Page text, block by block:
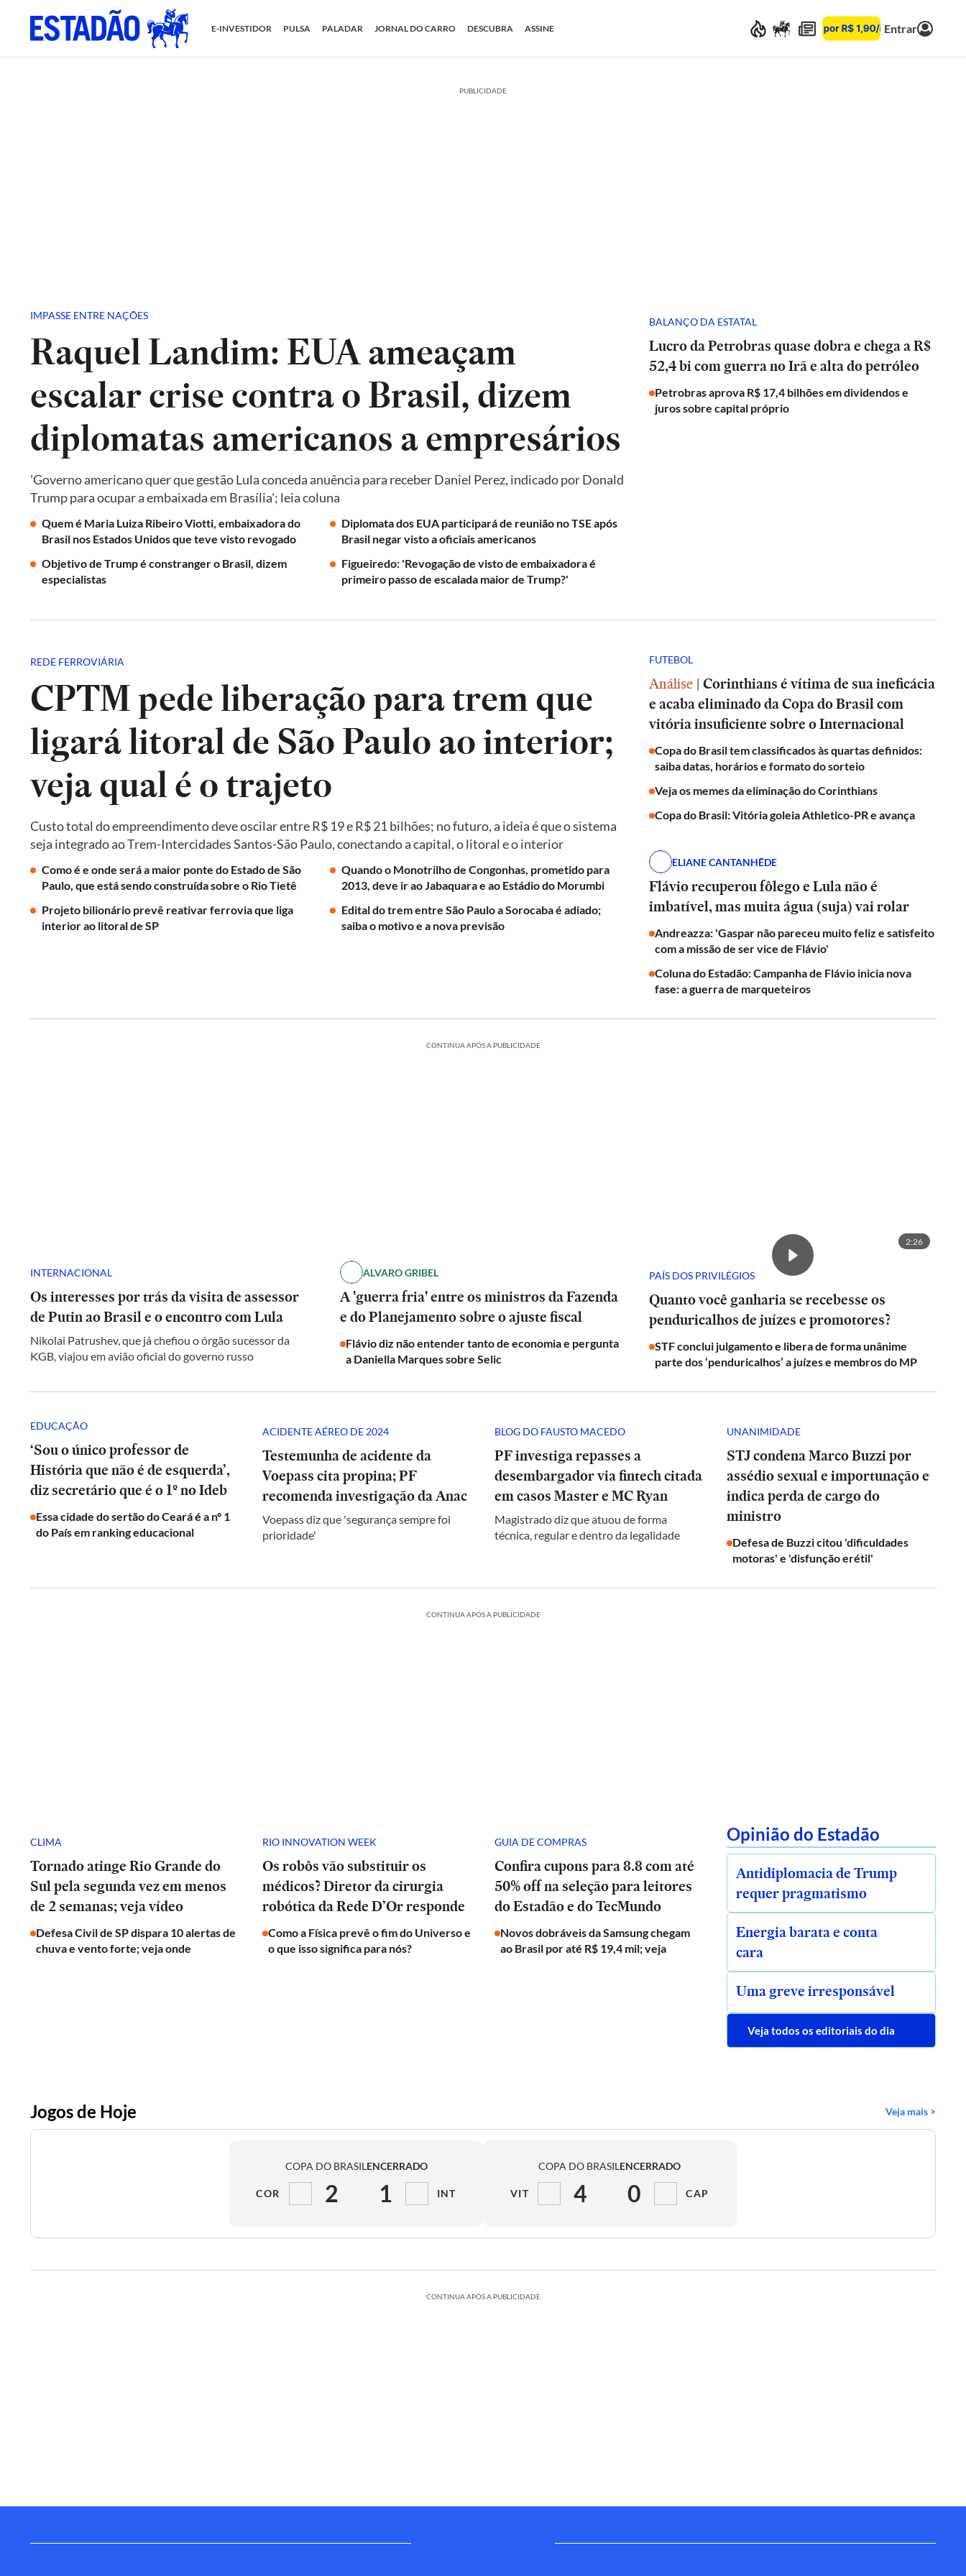
E-INVESTIDOR PULSA PALADAR JORNAL DO CARRO DESCUBRA ASSINE Entrar
PUBLICIDADE
IMPASSE ENTRE NAÇÕES
Raquel Landim: EUA ameaçam
escalar crise contra o Brasil, dizem
diplomatas americanos a empresários
'Governo americano quer que gestão Lula conceda anuência para receber Daniel Perez, indicado por Donald
Trump para ocupar a embaixada em Brasília'; leia coluna
Quem é Maria Luiza Ribeiro Viotti, embaixadora do
Brasil nos Estados Unidos que teve visto revogado
Diplomata dos EUA participará de reunião no TSE após
Brasil negar visto a oficiais americanos
Objetivo de Trump é constranger o Brasil, dizem
especialistas
Figueiredo: 'Revogação de visto de embaixadora é
primeiro passo de escalada maior de Trump?'
BALANÇO DA ESTATAL
Lucro da Petrobras quase dobra e chega a R$
52,4 bi com guerra no Irã e alta do petróleo
Petrobras aprova R$ 17,4 bilhões em dividendos e
juros sobre capital próprio
REDE FERROVIÁRIA
CPTM pede liberação para trem que
ligará litoral de São Paulo ao interior;
veja qual é o trajeto
Custo total do empreendimento deve oscilar entre R$ 19 e R$ 21 bilhões; no futuro, a ideia é que o sistema
seja integrado ao Trem-Intercidades Santos-São Paulo, conectando a capital, o litoral e o interior
Como é e onde será a maior ponte do Estado de São
Paulo, que está sendo construída sobre o Rio Tietê
Quando o Monotrilho de Congonhas, prometido para
2013, deve ir ao Jabaquara e ao Estádio do Morumbi
Projeto bilionário prevê reativar ferrovia que liga
interior ao litoral de SP
Edital do trem entre São Paulo a Sorocaba é adiado;
saiba o motivo e a nova previsão
FUTEBOL
Análise | Corinthians é vítima de sua ineficácia
e acaba eliminado da Copa do Brasil com
vitória insuficiente sobre o Internacional
Copa do Brasil tem classificados às quartas definidos:
saiba datas, horários e formato do sorteio
Veja os memes da eliminação do Corinthians
Copa do Brasil: Vitória goleia Athletico-PR e avança
ELIANE CANTANHÊDE
Flávio recuperou fôlego e Lula não é
imbatível, mas muita água (suja) vai rolar
Andreazza: 'Gaspar não pareceu muito feliz e satisfeito
com a missão de ser vice de Flávio'
Coluna do Estadão: Campanha de Flávio inicia nova
fase: a guerra de marqueteiros
CONTINUA APÓS A PUBLICIDADE
INTERNACIONAL
Os interesses por trás da visita de assessor
de Putin ao Brasil e o encontro com Lula
Nikolai Patrushev, que já chefiou o órgão sucessor da
KGB, viajou em avião oficial do governo russo
ALVARO GRIBEL
A 'guerra fria' entre os ministros da Fazenda
e do Planejamento sobre o ajuste fiscal
Flávio diz não entender tanto de economia e pergunta
a Daniella Marques sobre Selic
2:26
PAÍS DOS PRIVILÉGIOS
Quanto você ganharia se recebesse os
penduricalhos de juízes e promotores?
STF conclui julgamento e libera de forma unânime
parte dos ‘penduricalhos’ a juízes e membros do MP
EDUCAÇÃO
‘Sou o único professor de
História que não é de esquerda’,
diz secretário que é o 1º no Ideb
Essa cidade do sertão do Ceará é a nº 1
do País em ranking educacional
ACIDENTE AÉREO DE 2024
Testemunha de acidente da
Voepass cita propina; PF
recomenda investigação da Anac
Voepass diz que 'segurança sempre foi
prioridade'
BLOG DO FAUSTO MACEDO
PF investiga repasses a
desembargador via fintech citada
em casos Master e MC Ryan
Magistrado diz que atuou de forma
técnica, regular e dentro da legalidade
UNANIMIDADE
STJ condena Marco Buzzi por
assédio sexual e importunação e
indica perda de cargo do
ministro
Defesa de Buzzi citou 'dificuldades
motoras' e 'disfunção erétil'
CONTINUA APÓS A PUBLICIDADE
CLIMA
Tornado atinge Rio Grande do
Sul pela segunda vez em menos
de 2 semanas; veja vídeo
Defesa Civil de SP dispara 10 alertas de
chuva e vento forte; veja onde
RIO INNOVATION WEEK
Os robôs vão substituir os
médicos? Diretor da cirurgia
robótica da Rede D’Or responde
Como a Física prevê o fim do Universo e
o que isso significa para nós?
GUIA DE COMPRAS
Confira cupons para 8.8 com até
50% off na seleção para leitores
do Estadão e do TecMundo
Novos dobráveis da Samsung chegam
ao Brasil por até R$ 19,4 mil; veja
Opinião do Estadão
Antidiplomacia de Trump
requer pragmatismo
Energia barata e conta
cara
Uma greve irresponsável
Veja todos os editoriais do dia
Jogos de Hoje Veja mais >
COPA DO BRASILENCERRADO
COR 2 1 INT
COPA DO BRASILENCERRADO
VIT 4 0 CAP
CONTINUA APÓS A PUBLICIDADE